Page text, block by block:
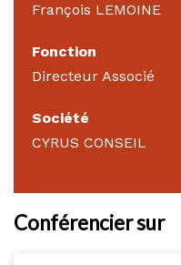
François LEMOINE
Fonction
Directeur Associé
Société
CYRUS CONSEIL
Conférencier sur